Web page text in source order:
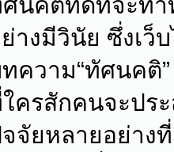
างมีวินัย ซึ่งเว็
ความ“ทัศนคติ
ครสักคนจะปร
จัยหลายอย่าง